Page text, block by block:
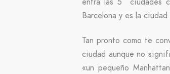
Barcelona y es la
Tan pronto como te
ciudad aunque no
«un pequeño